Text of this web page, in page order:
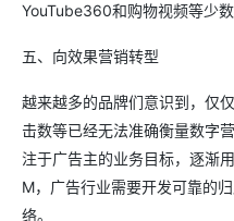
YouTube360和购物视频等少数
五、向效果营销转型
越来越多的品牌们意识到，仅
击数等已经无法准确衡量数字
注于广告主的业务目标，逐渐
M，广告行业需要开发可靠的
络。